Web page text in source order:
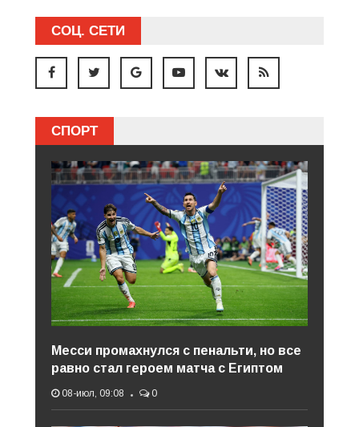
СОЦ. СЕТИ
СПОРТ
Месси промахнулся с пенальти, но все
равно стал героем матча с Египтом
08-июл, 09:08 0